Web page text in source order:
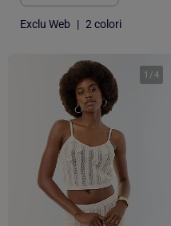
Exclu Web | 2 colori
1 /4